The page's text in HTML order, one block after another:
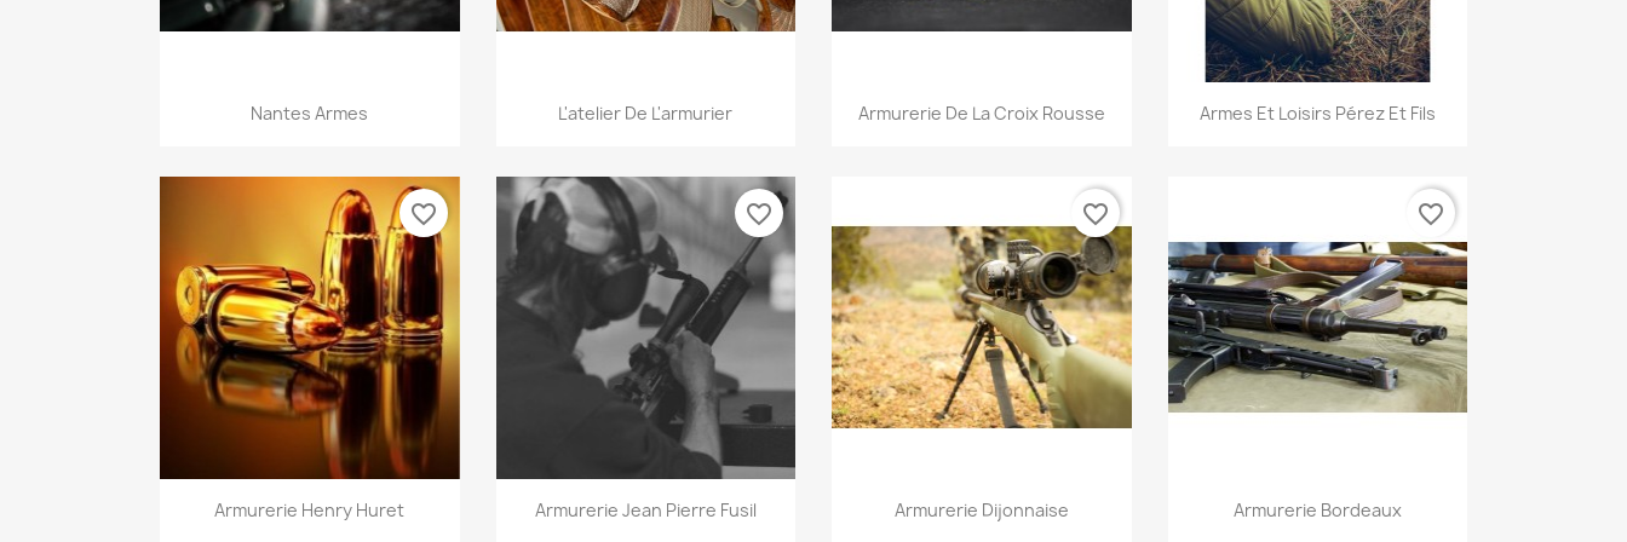
Aperçu rapide
Nantes Armes Aperçu rapide
L'atelier De L'armurier Aperçu rapide
Armurerie De La Croix Rousse Aperçu rapide
Armes Et Loisirs Pérez Et Fils
Aperçu rapide
Armurerie Henry Huret
favorite_border
Aperçu rapide
Armurerie Jean Pierre Fusil
favorite_border
Aperçu rapide
Armurerie Dijonnaise
favorite_border
Aperçu rapide
Armurerie Bordeaux
favorite_border